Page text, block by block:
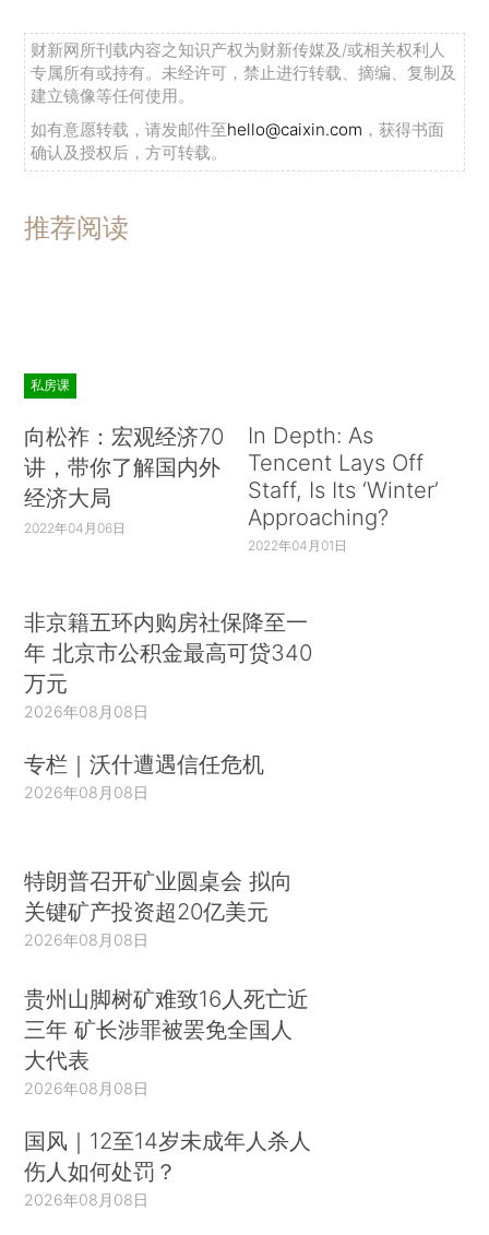
财新网所刊载内容之知识产权为财新传媒及/或相关权利人
专属所有或持有。未经许可，禁止进行转载、摘编、复制及
建立镜像等任何使用。
如有意愿转载，请发邮件至hello@caixin.com ，获得书面
确认及授权后，方可转载。
推荐阅读
私房课
向松祚：宏观经济70
讲，带你了解国内外
经济大局
2022年04月06日
In Depth: As
Tencent Lays Off
Staff, Is Its ‘Winter’
Approaching?
2022年04月01日
非京籍五环内购房社保降至一
年 北京市公积金最高可贷340
万元
2026年08月08日
专栏｜沃什遭遇信任危机
2026年08月08日
特朗普召开矿业圆桌会 拟向
关键矿产投资超20亿美元
2026年08月08日
贵州山脚树矿难致16人死亡近
三年 矿长涉罪被罢免全国人
大代表
2026年08月08日
国风｜12至14岁未成年人杀人
伤人如何处罚？
2026年08月08日